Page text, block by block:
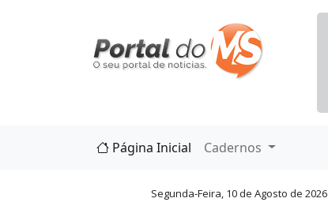
Página Inicial Cadernos
Segunda-Feira, 10 de Agosto de 2026